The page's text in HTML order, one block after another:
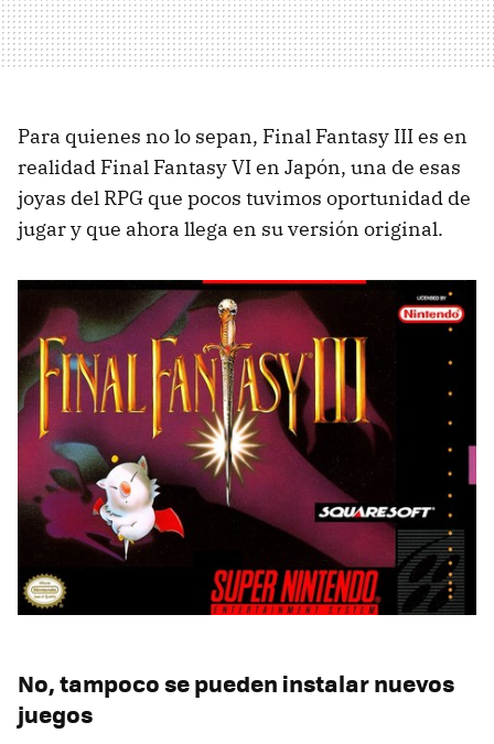
Para quienes no lo sepan, Final Fantasy III es en
realidad Final Fantasy VI en Japón, una de esas
joyas del RPG que pocos tuvimos oportunidad de
jugar y que ahora llega en su versión original.
No, tampoco se pueden instalar nuevos
juegos